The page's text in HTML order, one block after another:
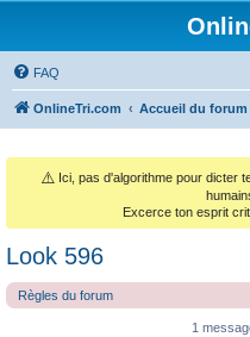
FAQ
OnlineTri.com Accueil du forum
⚠️ Ici, pas d'algorithme pour dicter
Excerce ton esprit
Look 596
Règles du forum
1